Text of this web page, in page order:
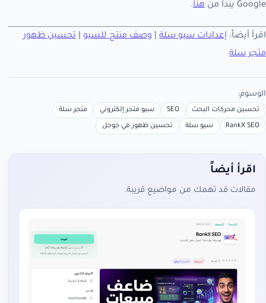
Google يبدأ من
هنا.
اقرأ أيضاً: إعدادات سيو سلة وصف منتج للسيو
تحسين ظهور
متجر سلة
الوسوم:
تحسين محركات البحث SEO سيو متجر إلكتروني متجر سلة
RankX SEO سيو سلة تحسين ظهور في جوجل
اقرأ أيضاً
مقالات قد تهمك من مواضيع قريبة.